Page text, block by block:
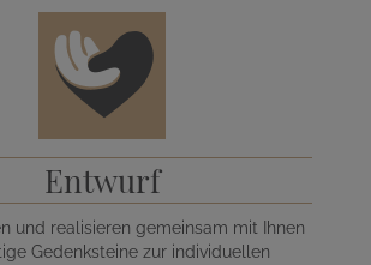
Entwurf
und realisieren gemeinsam mit Ihnen
Gedenksteine zur individuellen